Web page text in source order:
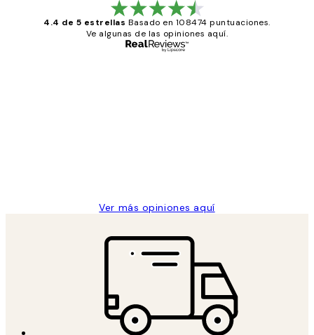
4.4 de 5 estrellas Basado en 108474 puntuaciones.
Ve algunas de las opiniones aquí.
Ver más opiniones aquí